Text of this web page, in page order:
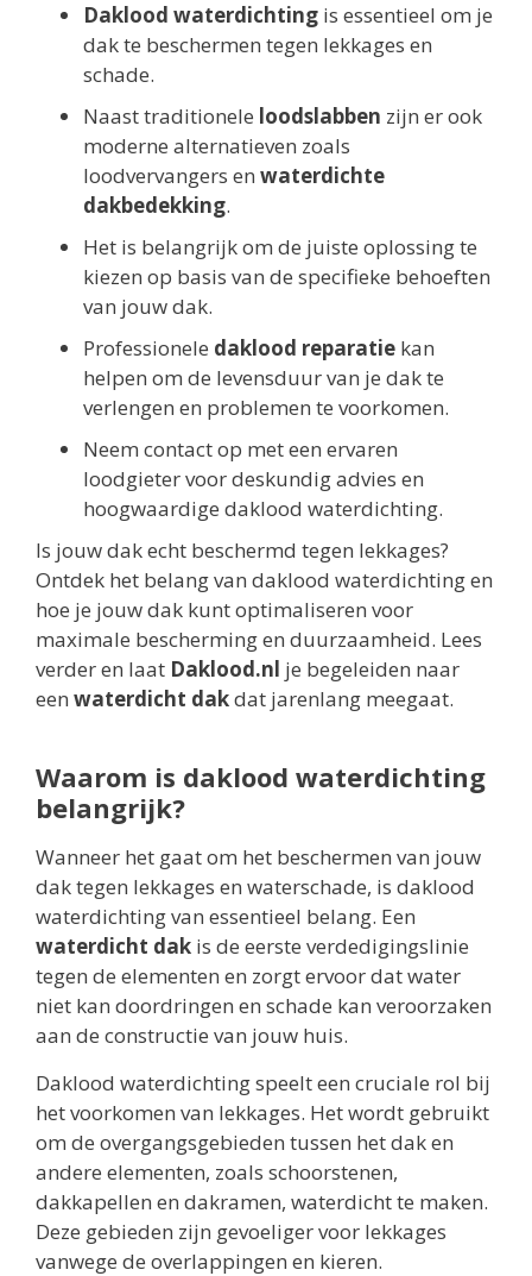
Daklood waterdichting is essentieel om je
dak te beschermen tegen lekkages en
schade.
Naast traditionele loodslabben zijn er ook
moderne alternatieven zoals
loodvervangers en waterdichte
dakbedekking.
Het is belangrijk om de juiste oplossing te
kiezen op basis van de specifieke behoeften
van jouw dak.
Professionele daklood reparatie kan
helpen om de levensduur van je dak te
verlengen en problemen te voorkomen.
Neem contact op met een ervaren
loodgieter voor deskundig advies en
hoogwaardige daklood waterdichting.
Is jouw dak echt beschermd tegen lekkages?
Ontdek het belang van daklood waterdichting en
hoe je jouw dak kunt optimaliseren voor
maximale bescherming en duurzaamheid. Lees
verder en laat Daklood.nl je begeleiden naar
een waterdicht dakdat jarenlang meegaat.
Waarom is daklood waterdichting
belangrijk?
Wanneer het gaat om het beschermen van jouw
dak tegen lekkages en waterschade, is daklood
waterdichting van essentieel belang. Een
waterdicht dak is de eerste verdedigingslinie
tegen de elementen en zorgt ervoor dat water
niet kan doordringen en schade kan veroorzaken
aan de constructie van jouw huis.
Daklood waterdichting speelt een cruciale rol bij
het voorkomen van lekkages. Het wordt gebruikt
om de overgangsgebieden tussen het dak en
andere elementen, zoals schoorstenen,
dakkapellen en dakramen, waterdicht te maken.
Deze gebieden zijn gevoeliger voor lekkages
vanwege de overlappingen en kieren.